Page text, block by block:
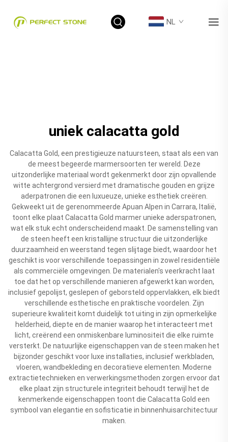
NL
uniek calacatta gold
Calacatta Gold, een prestigieuze natuursteen, staat als een van
de meest begeerde marmersoorten ter wereld. Deze
uitzonderlijke materiaal wordt gekenmerkt door zijn opvallende
witte achtergrond versierd met dramatische gouden en grijze
aderpatronen die een luxueuze, unieke esthetiek creëren.
Gekweekt uit de gerenommeerde Apuan Alpen in Carrara, Italië,
toont elke plaat Calacatta Gold marmer unieke aderspatronen,
wat elk stuk echt onderscheidend maakt. De samenstelling van
de steen heeft een kristallijne structuur die uitzonderlijke
duurzaamheid en weerstand tegen slijtage biedt, waardoor het
geschikt is voor verschillende toepassingen in zowel residentiële
als commerciële omgevingen. De materialen's veerkracht laat
toe dat het op verschillende manieren afgewerkt kan worden,
inclusief gepolijst, geslepen of geborsteld oppervlakken, elk biedt
verschillende esthetische en praktische voordelen. Zijn
superieure kwaliteit komt duidelijk tot uiting in zijn opmerkelijke
helderheid, diepte en de manier waarop het interacteert met
licht, creërend een onmiskenbare luminositeit die elke ruimte
versterkt. De natuurlijke eigenschappen van de steen maken het
bijzonder geschikt voor luxe installaties, inclusief werkbladen,
vloeren, wandbekleding en decoratieve elementen. Moderne
extractietechnieken en verwerkingsmethoden zorgen ervoor dat
elke plaat zijn structurele integriteit behoudt terwijl het de
kenmerkende eigenschappen toont die Calacatta Gold een
symbool van elegantie en sofisticatie in binnenhuisarchitectuur
maken.